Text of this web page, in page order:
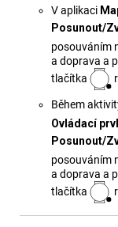
V aplikaci
Posunout/
posouváním
a doprava a
tlačítka
Během
Ovládací
Posunout/
posouváním
a doprava a
tlačítka